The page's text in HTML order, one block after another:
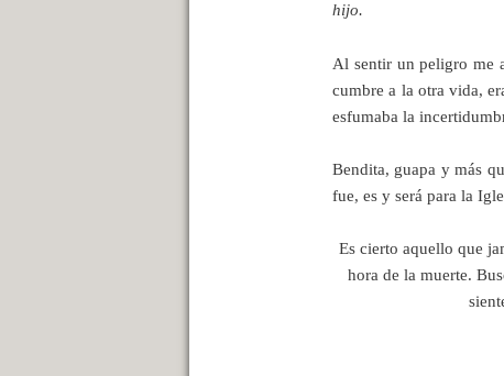
hijo.
Al sentir un peligro me
cumbre a la otra vida,
esfumaba la
Bendita, guapa y más
fue, es y será para la
Es cierto aquello que
hora de la muerte.